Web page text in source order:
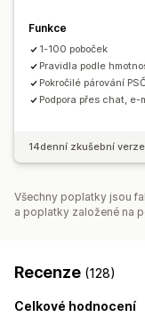
Funkce
1-100 poboček
Pravidla podle
Pokročilé párování
Podpora přes chat, e-
14denní zkušební
Všechny poplatky jsou
a poplatky založené na
Recenze (128)
Celkové hodnocení